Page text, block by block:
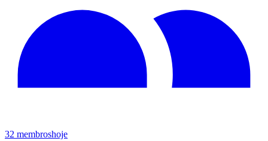
32 membroshoje